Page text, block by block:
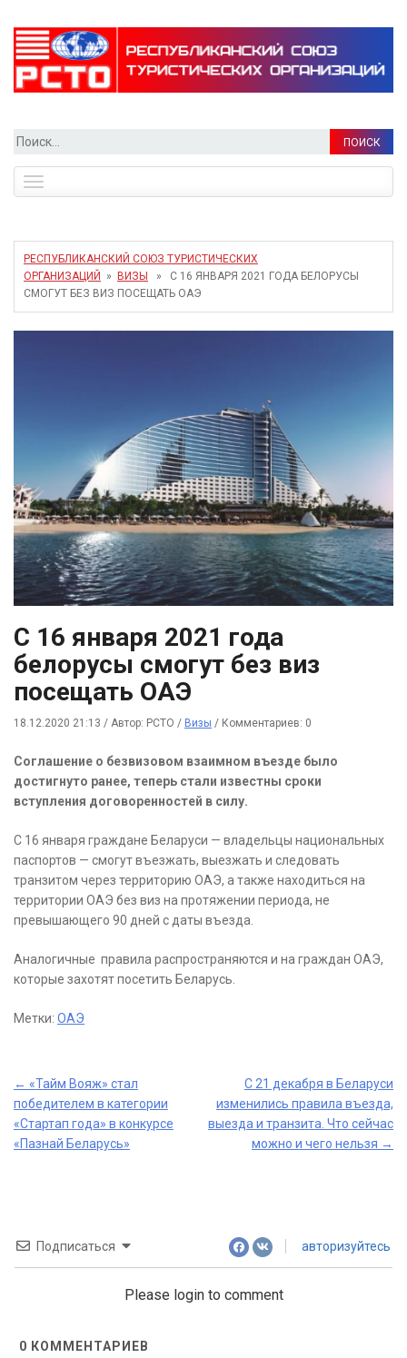
Найти:
navigation
РЕСПУБЛИКАНСКИЙ СОЮЗ ТУРИСТИЧЕСКИХ
ОРГАНИЗАЦИЙ
» ВИЗЫ
» С 16 ЯНВАРЯ 2021 ГОДА БЕЛОРУСЫ
СМОГУТ БЕЗ ВИЗ ПОСЕЩАТЬ ОАЭ
С 16 января 2021 года
белорусы смогут без виз
посещать ОАЭ
18.12.2020 21:13 / Автор: РСТО / Визы / Комментариев: 0
Соглашение о безвизовом взаимном въезде было
достигнуто ранее, теперь стали известны сроки
вступления договоренностей в силу.
С 16 января граждане Беларуси — владельцы национальных
паспортов — смогут въезжать, выезжать и следовать
транзитом через территорию ОАЭ, а также находиться на
территории ОАЭ без виз на протяжении периода, не
превышающего 90 дней с даты въезда.
Аналогичные правила распространяются и на граждан ОАЭ,
которые захотят посетить Беларусь.
Метки: ОАЭ
Post
navigation
← «Тайм Вояж» стал
победителем в категории
«Стартап года» в конкурсе
«Пазнай Беларусь»
С 21 декабря в Беларуси
изменились правила въезда,
выезда и транзита. Что сейчас
можно и чего нельзя →
Подписаться авторизуйтесь
Please login to comment
0 КОММЕНТАРИЕВ